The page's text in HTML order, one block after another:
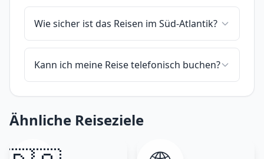
Wie sicher ist das Reisen im Süd-Atlantik?
Kann ich meine Reise telefonisch buchen?
Ähnliche Reiseziele